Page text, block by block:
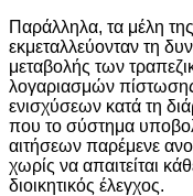
Παράλληλα, τα μέλη της
εκμεταλλεύονταν τη
μεταβολής των
λογαριασμών
ενισχύσεων κατά τη
που το σύστημα
αιτήσεων παρέμενε
χωρίς να απαιτείται
διοικητικός έλεγχος.